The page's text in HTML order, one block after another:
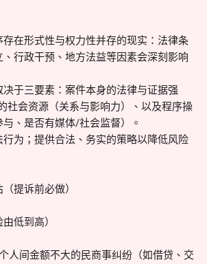
存在形式性与权力性并存的现实：法律条
行政干预、地方法益等因素会深刻影响
于三要素：案件本身的法律与证据强
社会资源（关系与影响力）、以及程序操
、是否有媒体/社会监督）。
行为；提供合法、务实的策略以降低风险
提诉前必做）
低到高）
人间金额不大的民商事纠纷（如借贷、交